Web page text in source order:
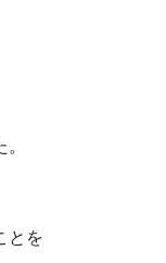
とを